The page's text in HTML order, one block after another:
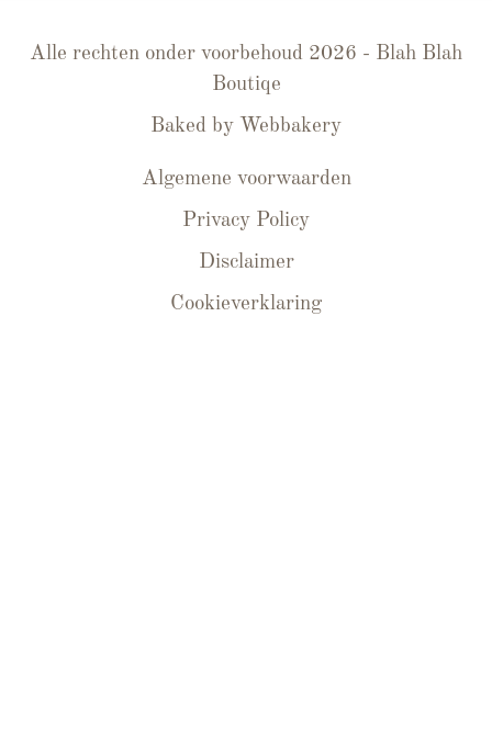
Alle rechten onder voorbehoud 2026 - Blah Blah
Boutiqe
Baked by Webbakery
Algemene voorwaarden
Privacy Policy
Disclaimer
Cookieverklaring